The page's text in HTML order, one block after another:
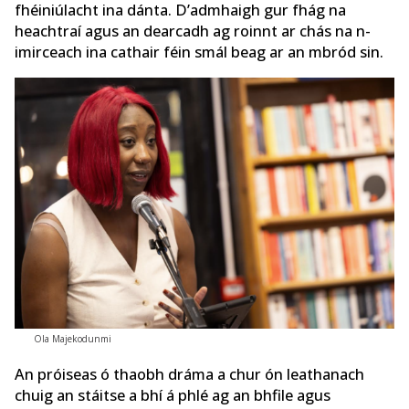
fhéiniúlacht ina dánta. D’admhaigh gur fhág na
heachtraí agus an dearcadh ag roinnt ar chás na n-
imirceach ina cathair féin smál beag ar an mbród sin.
Ola Majekodunmi
An próiseas ó thaobh dráma a chur ón leathanach
chuig an stáitse a bhí á phlé ag an bhfile agus